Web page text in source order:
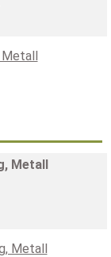
Metall